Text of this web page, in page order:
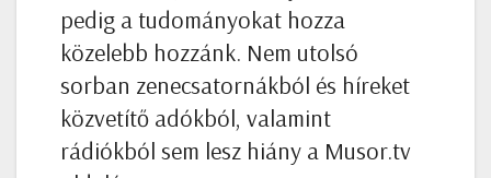
pedig a tudományokat hozza
közelebb hozzánk. Nem utolsó
sorban zenecsatornákból és híreket
közvetítő adókból, valamint
rádiókból sem lesz hiány a Musor.tv